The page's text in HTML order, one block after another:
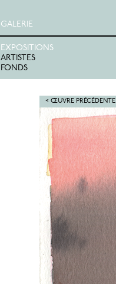
GALERIE
EXPOSITIONS
ARTISTES
FONDS
< ŒUVRE PRÉCÉDENTE